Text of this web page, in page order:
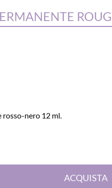
rosso-nero 12 ml.
ACQUISTA